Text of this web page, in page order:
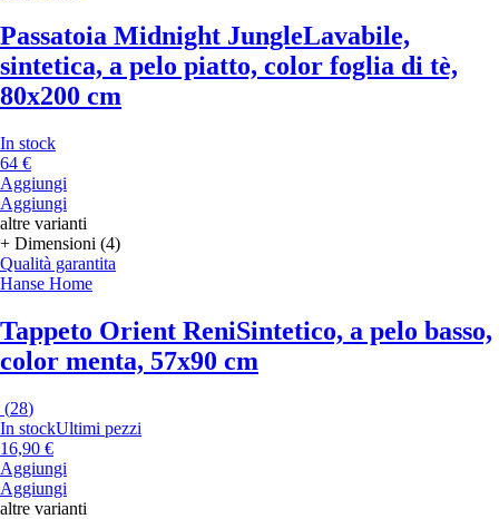
Passatoia Midnight JungleLavabile,
sintetica, a pelo piatto, color foglia di tè,
80x200 cm
In stock
64 €
Aggiungi
Aggiungi
altre varianti
+ Dimensioni (4)
Qualità garantita
Hanse Home
Tappeto Orient ReniSintetico, a pelo basso,
color menta, 57x90 cm
(28)
In stockUltimi pezzi
16,90 €
Aggiungi
Aggiungi
altre varianti